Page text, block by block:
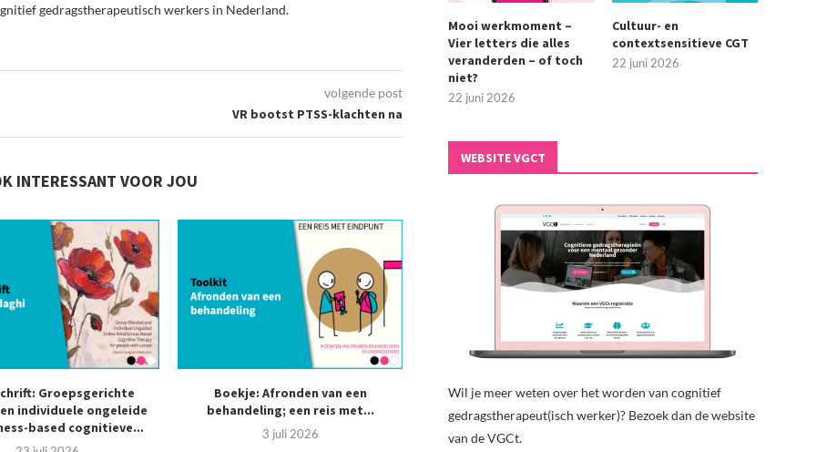
gedragstherapeutisch werkers in Nederland.
volgende post
VR bootst PTSS-klachten na
INTERESSANT VOOR JOU
Groepsgerichte
individuele ongeleide
based cognitieve...
Boekje: Afronden van een
behandeling; een reis met...
3 juli 2026
Proefschrift: Navigeren door het
spectrum van mentale gezondheid:...
2 juli 2026
Vraag en antwoord over…
misbruik
Mooi werkmoment –
Vier letters die alles
veranderden – of toch
niet?
22 juni 2026
Cultuur- en
contextsensitieve CGT
22 juni 2026
WEBSITE VGCT
Wil je meer weten over het worden van cognitief
gedragstherapeut(isch werker)? Bezoek dan de website
van de VGCt.